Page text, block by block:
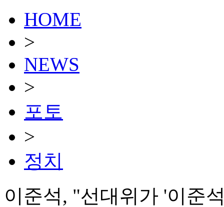
HOME
>
NEWS
>
포토
>
정치
이준석, "선대위가 '이준